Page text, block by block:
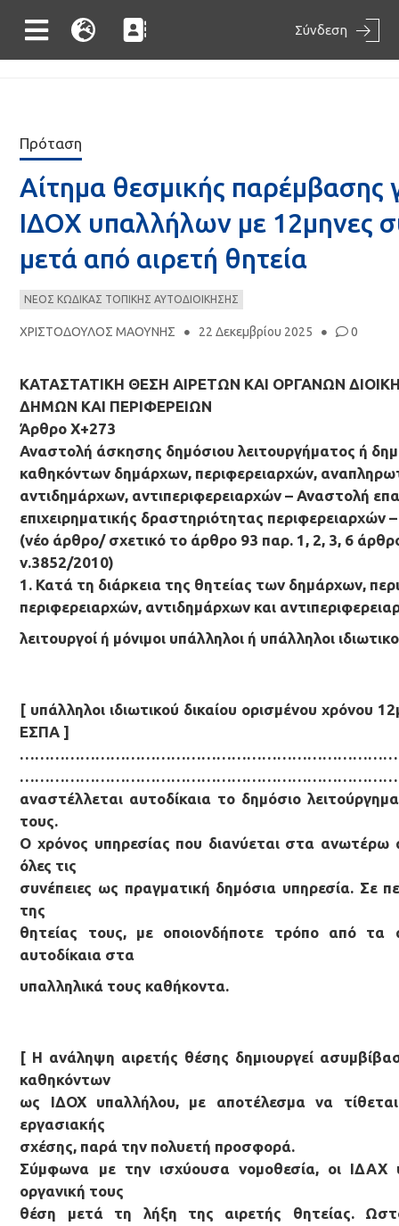
Σύνδεση
Πρόταση
Αίτημα θεσμικής παρέμβασης
ΙΔΟΧ υπαλλήλων με 12μηνες
μετά από αιρετή θητεία
ΝΕΟΣ ΚΩΔΙΚΑΣ ΤΟΠΙΚΗΣ ΑΥΤΟΔΙΟΙΚΗΣΗΣ
ΧΡΙΣΤΟΔΟΥΛΟΣ ΜΑΟΥΝΗΣ 22 Δεκεμβρίου 2025 0
ΚΑΤΑΣΤΑΤΙΚΗ ΘΕΣΗ ΑΙΡΕΤΩΝ ΚΑΙ ΟΡΓΑΝΩΝ
ΔΗΜΩΝ ΚΑΙ ΠΕΡΙΦΕΡΕΙΩΝ
Άρθρο Χ+273
Αναστολή άσκησης δημόσιου λειτουργήματος ή
καθηκόντων δημάρχων, περιφερειαρχών,
αντιδημάρχων, αντιπεριφερειαρχών – Αναστολή
επιχειρηματικής δραστηριότητας περιφερειαρχών
(νέο άρθρο/ σχετικό το άρθρο 93 παρ. 1, 2, 3, 6
ν.3852/2010)
1. Κατά τη διάρκεια της θητείας των δημάρχων,
περιφερειαρχών, αντιδημάρχων και
λειτουργοί ή μόνιμοι υπάλληλοι ή υπάλληλοι
[ υπάλληλοι ιδιωτικού δικαίου ορισμένου χρόνου
ΕΣΠΑ ]
αναστέλλεται αυτοδίκαια το δημόσιο
τους.
Ο χρόνος υπηρεσίας που διανύεται στα ανωτέρω
όλες τις
συνέπειες ως πραγματική δημόσια υπηρεσία. Σε
της
θητείας τους, με οποιονδήποτε τρόπο από τα
αυτοδίκαια στα
υπαλληλικά τους καθήκοντα.
[ Η ανάληψη αιρετής θέσης δημιουργεί
καθηκόντων
ως ΙΔΟΧ υπαλλήλου, με αποτέλεσμα να
εργασιακής
σχέσης, παρά την πολυετή προσφορά.
Σύμφωνα με την ισχύουσα νομοθεσία, οι ΙΔΑΧ
οργανική τους
θέση μετά τη λήξη της αιρετής θητείας.